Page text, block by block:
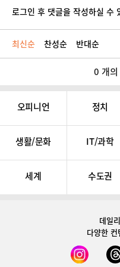
로그인 후 댓글을 작성하실 수
최신순 찬성순 반대순
0 개의
오피니언 정치
생활/문화 IT/과학
세계 수도권
데일
다양한